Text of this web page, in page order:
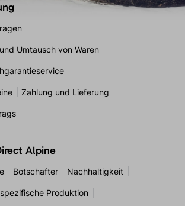
Umtausch von Waren
Zahlung und Lieferung
Alpine
Botschafter Nachhaltigkeit
Produktion